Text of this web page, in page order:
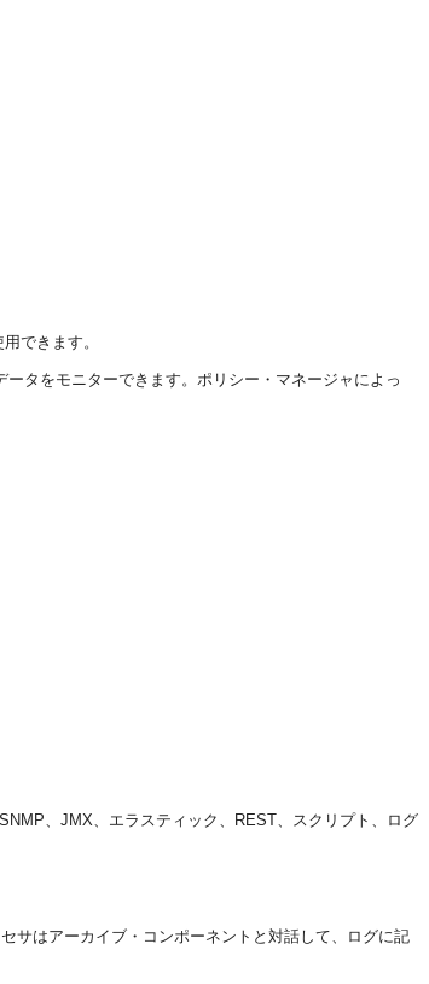
できます。
タをモニターできます。ポリシー・マネージャによっ
、JMX、エラスティック、REST、スクリプト、ログ
サはアーカイブ・コンポーネントと対話して、ログに記